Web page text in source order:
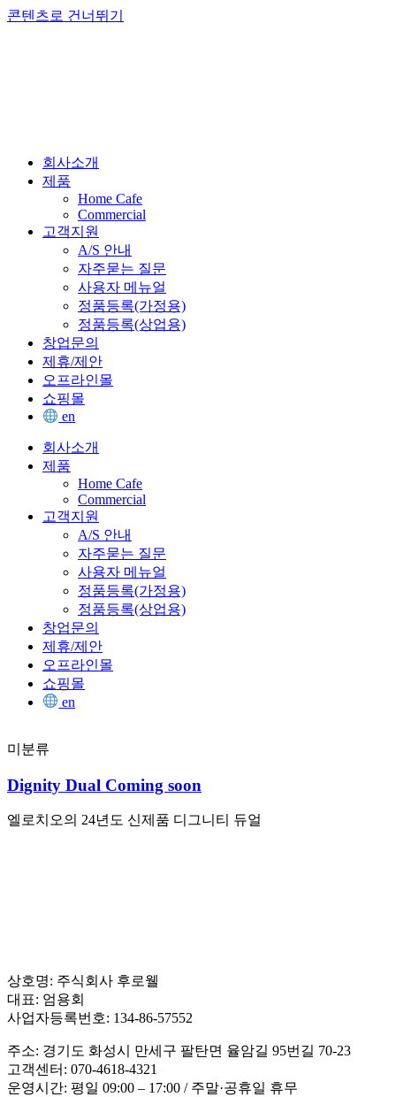
콘텐츠로 건너뛰기
회사소개
제품
Home Cafe
Commercial
고객지원
A/S 안내
자주묻는 질문
사용자 메뉴얼
정품등록(가정용)
정품등록(상업용)
창업문의
제휴/제안
오프라인몰
쇼핑몰
en
회사소개
제품
Home Cafe
Commercial
고객지원
A/S 안내
자주묻는 질문
사용자 메뉴얼
정품등록(가정용)
정품등록(상업용)
창업문의
제휴/제안
오프라인몰
쇼핑몰
en
미분류
Dignity Dual Coming soon
엘로치오의 24년도 신제품 디그니티 듀얼
상호명: 주식회사 후로웰
대표: 엄용회
사업자등록번호: 134-86-57552
주소: 경기도 화성시 만세구 팔탄면 율암길 95번길 70-23
고객센터: 070-4618-4321
운영시간: 평일 09:00 – 17:00 / 주말·공휴일 휴무